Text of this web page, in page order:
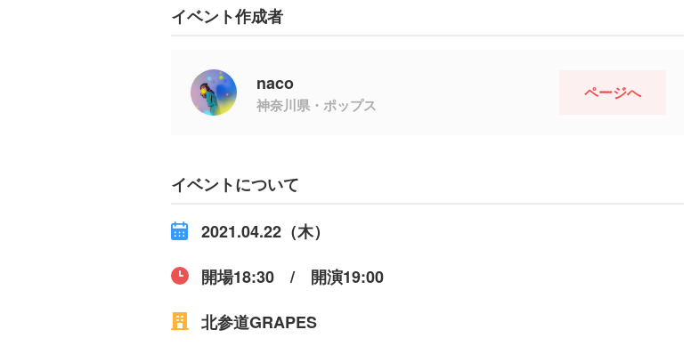
イベント作成者
naco
神奈川県・ポップス
ページへ
イベントについて
2021.04.22（木）
開場18:30 / 開演19:00
北参道GRAPES